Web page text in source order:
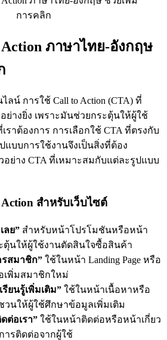
ภาษาไทย-อังกฤษ
น์ การใช้ Call to Action (CTA) ที่
างยิ่ง เพราะมันช่วยกระตุ้นให้ผู้ใช้
ราต้องการ การเลือกใช้ CTA ที่ตรงกับ
บบการใช้งานจึงเป็นสิ่งที่ต้อง
ย่าง CTA ที่เหมาะสมกับแต่ละรูปแบบ
สำหรับเว็บไซต์
ลย” สำหรับหน้าโปรโมชันหรือหน้า
นให้ผู้ใช้งานตัดสินใจซื้อสินค้า
รสมาชิก” ใช้ในหน้า Landing Page หรือ
เพิ่มสมาชิกใหม่
รียนรู้เพิ่มเติม” ใช้ในหน้าเนื้อหาหรือ
นให้ผู้ใช้ศึกษาข้อมูลเพิ่มเติม
ต่อเรา” ใช้ในหน้าติดต่อหรือหน้าเกี่ยว
ารติดต่อจากผู้ใช้